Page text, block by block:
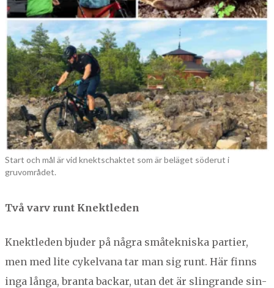
Start och mål är vid knektschaktet som är beläget söderut i
gruvområdet.
Två varv runt Knektleden
Knek­tle­den bjud­er på några småtekniska parti­er,
men med lite cykel­vana tar man sig runt. Här finns
inga lån­ga, bran­ta backar, utan det är slin­grande sin­